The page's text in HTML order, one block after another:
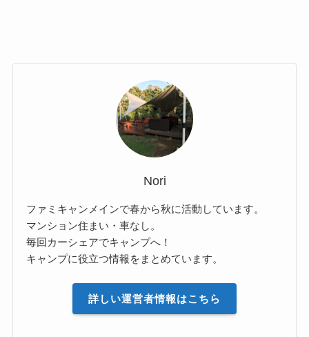
Nori
ファミキャンメインで春から秋に活動しています。
マンション住まい・車なし。
毎回カーシェアでキャンプへ！
キャンプに役立つ情報をまとめています。
詳しい運営者情報はこちら